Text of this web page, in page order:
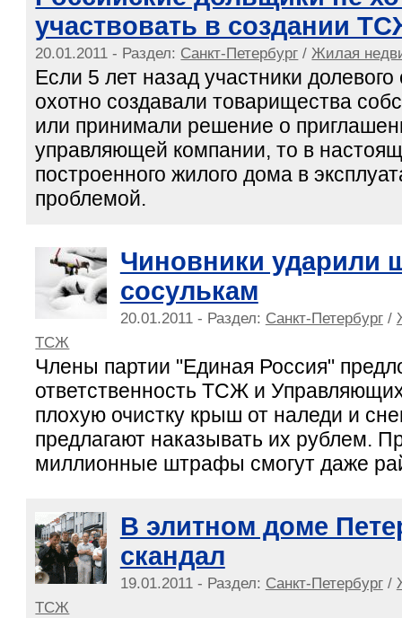
участвовать в создании
20.01.2011 - Раздел: Санкт-Петербург / Жилая
Если 5 лет назад участники долевого
охотно создавали товарищества
или принимали решение о
управляющей компании, то в
построенного жилого дома в
проблемой.
Чиновники ударили
сосулькам
20.01.2011 - Раздел: Санкт-Петербург/
ТСЖ
Члены партии "Единая Россия"
ответственность ТСЖ и
плохую очистку крыш от наледи и
предлагают наказывать их рублем.
миллионные штрафы смогут даже
В элитном доме
скандал
19.01.2011 - Раздел: Санкт-Петербург/
ТСЖ